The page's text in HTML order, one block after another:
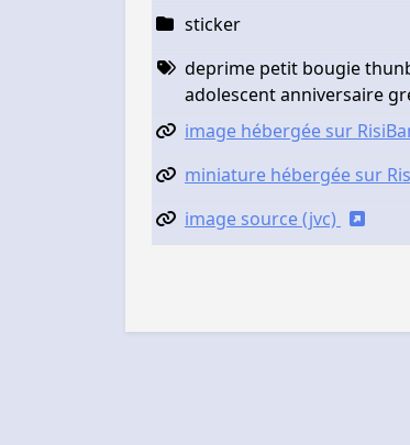
sticker
deprime petit bougie
adolescent anniversaire
image hébergée sur
miniature hébergée sur
image source (jvc)